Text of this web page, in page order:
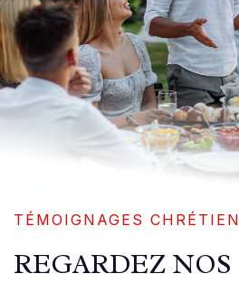
TÉMOIGNAGES
REGARDEZ NOS